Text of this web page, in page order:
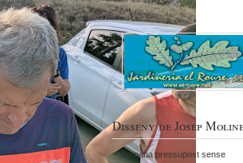
Disseny de Josep
Demana pressupost sense